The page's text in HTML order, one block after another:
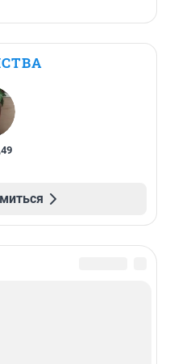
,49